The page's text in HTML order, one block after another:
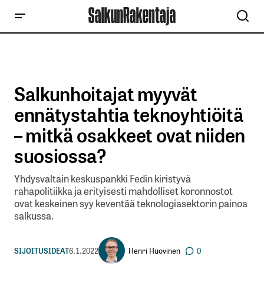
Salkunhoitajat myyvät
ennätystahtia teknoyhtiöitä
– mitkä osakkeet ovat niiden
suosiossa?
Yhdysvaltain keskuspankki Fedin kiristyvä
rahapolitiikka ja erityisesti mahdolliset koronnostot
ovat keskeinen syy keventää teknologiasektorin painoa
salkussa.
SIJOITUSIDEAT6.1.2022 Henri Huovinen 0